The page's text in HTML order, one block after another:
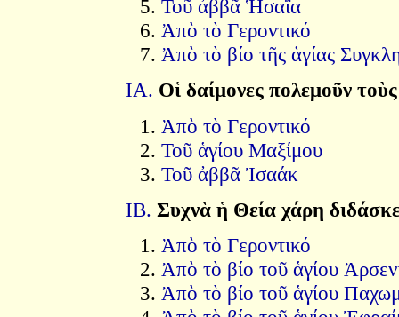
Τοῦ ἀββᾶ Ἡσαΐα
Ἀπὸ τὸ Γεροντικό
Ἀπὸ τὸ βίο τῆς ἁγίας
ΙΑ. Οἱ δαίμονες πολεμοῦν
Ἀπὸ τὸ Γεροντικό
Τοῦ ἁγίου Μαξίμου
Τοῦ ἀββᾶ Ἰσαάκ
ΙΒ. Συχνὰ ἡ Θεία χάρη
Ἀπὸ τὸ Γεροντικό
Ἀπὸ τὸ βίο τοῦ ἁγίου
Ἀπὸ τὸ βίο τοῦ ἁγίου